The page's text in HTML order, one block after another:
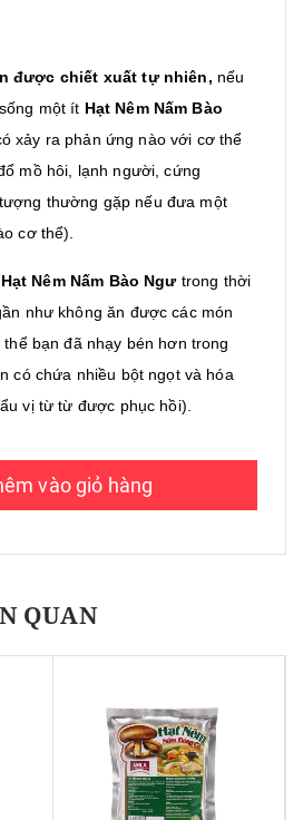
được chiết xuất tự nhiên, nếu
một ít Hạt Nêm Nấm Bào
xảy ra phản ứng nào với cơ thể
mồ hôi, lạnh người, cứng
thường gặp nếu đưa một
cơ thể).
Hạt Nêm Nấm Bào Ngưtrong thời
như không ăn được các món
bạn đã nhạy bén hơn trong
có chứa nhiều bột ngọt và hóa
vị từ từ được phục hồi).
vào giỏ hàng
QUAN